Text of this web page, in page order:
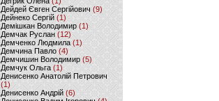
Дейдей Євген Сергійович(9)
Дейнеко Сергій (1)
Демішкан Володимир(1)
Демчак Руслан (12)
Демченко Людмила (1)
Демчина Павло (4)
Демчишин Володимир (5)
Демчук Ольга(1)
Денисенко Анатолій Петрович
(1)
Денисенко Андрій (6)